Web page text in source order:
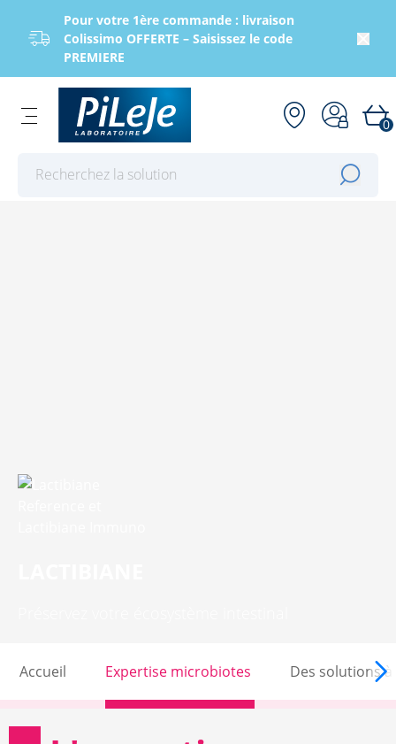
Pour votre 1ère commande : livraison
Colissimo OFFERTE – Saisissez le code
PREMIERE
0
Accueil Expertise microbiotes Des solutions